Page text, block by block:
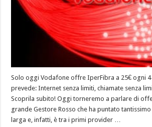
Solo oggi Vodafone offre IperFibra a 25€ ogni 4
prevede: Internet senza limiti, chiamate senza
Scoprila subito! Oggi torneremo a parlare di
grande Gestore Rosso che ha puntato
larga e, infatti, è tra i primi provider …